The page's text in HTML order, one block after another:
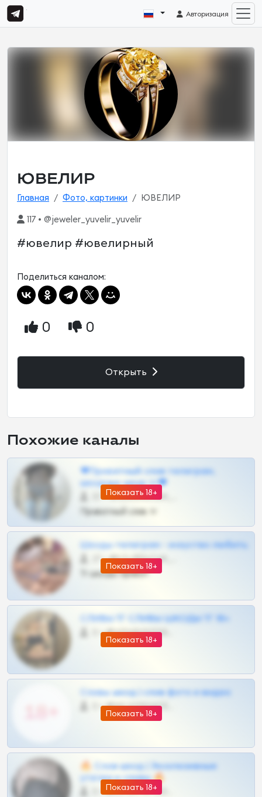
Авторизация
ЮВЕЛИР
Главная Фото, картинки ЮВЕЛИР
117 • @jeweler_yuvelir_yuvelir
#ювелир #ювелирный
Поделиться каналом:
0 0
Открыть
Похожие каналы
Показать 18+
❤Приватный слив телеграм,
шкодных шкур тг❤
57 •
Приватный слив тг
Показать 18+
Шкоды телеграм - искуство любить
27 •
Тг шкоды приват
Показать 18+
СЛИВЫ ТГ СЛИВЫ ШКОДЫ ТГ 18+
0 •
Показать 18+
Сливы шкод | слив фото и видео
0 •
Показать 18+
🔥 Слив шкод | Эксклюзивные
утечки и сливы 🔥
0 •